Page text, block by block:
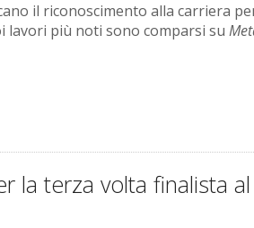
il riconoscimento alla carriera
lavori più noti sono comparsi su
la terza volta finalista al